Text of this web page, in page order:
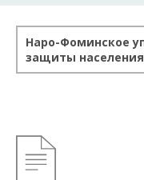
Наро-Фоминское
защиты населения